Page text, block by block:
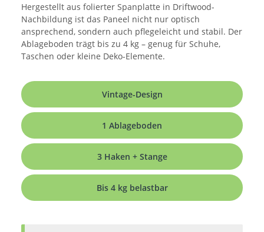
Hergestellt aus folierter Spanplatte in Driftwood-
Nachbildung ist das Paneel nicht nur optisch
ansprechend, sondern auch pflegeleicht und stabil. Der
Ablageboden trägt bis zu 4 kg – genug für Schuhe,
Taschen oder kleine Deko-Elemente.
Vintage-Design
1 Ablageboden
3 Haken + Stange
Bis 4 kg belastbar